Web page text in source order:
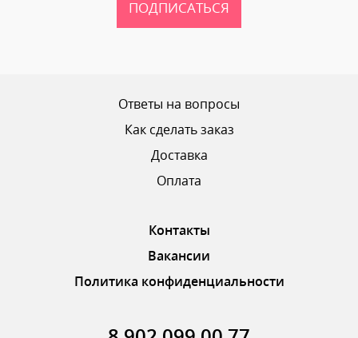
ОТПРАВИТЬ ОТЗЫВ
ПОДПИСАТЬСЯ
Ответы на вопросы
Как сделать заказ
Доставка
Оплата
Контакты
Вакансии
Политика конфиденциальности